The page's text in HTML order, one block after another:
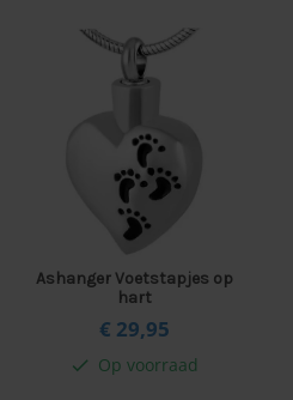
Ashanger Voetstapjes op
hart
€ 29,95
check Op voorraad